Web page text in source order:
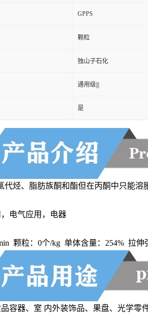
注塑级|||
GPPS
颗粒
独山子石化
通用级|||
是
代烃、脂肪族酮和酯但在丙酮中只能
电气应用，电器
颗粒：0个/kg 单体含量：254% 拉